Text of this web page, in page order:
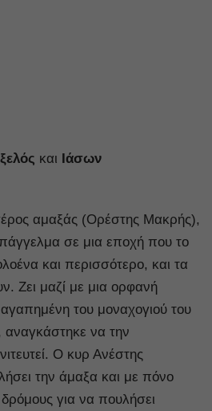
και Ιάσων
αμαξάς (Ορέστης Μακρής),
σε μια εποχή που το
και περισσότερο, και τα
Ζει μαζί με μια ορφανή
του μοναχογιού του
αναγκάστηκε να την
Ο κυρ Ανέστης
την άμαξα και με πόνο
για να πουλήσει